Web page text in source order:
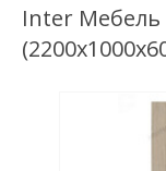
Inter Мебель